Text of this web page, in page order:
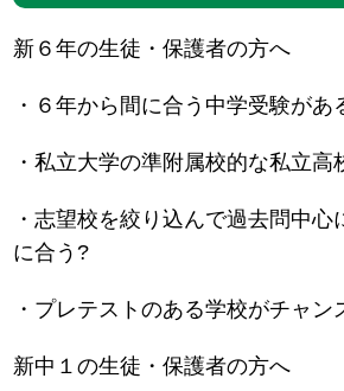
新６年の生徒・保護者の方へ
・６年から間に合う中学受験があ
・私立大学の準附属校的な私立高
・志望校を絞り込んで過去問中心
に合う?
・プレテストのある学校がチャン
新中１の生徒・保護者の方へ